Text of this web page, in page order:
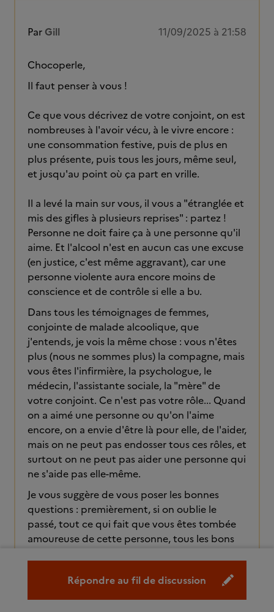
Répondre au fil de discussion
Par Gill 11/09/2025 à 21:58
Chocoperle,
Il faut penser à vous !
Ce que vous décrivez de votre conjoint, on est
nombreuses à l'avoir vécu, à le vivre encore :
une consommation festive, puis de plus en
plus présente, puis tous les jours, même seul,
et jusqu'au point où ça part en vrille.
Il a levé la main sur vous, il vous a "étranglée et
mis des gifles à plusieurs reprises" : partez !
Personne ne doit faire ça à une personne qu'il
aime. Et l'alcool n'est en aucun cas une excuse
(en justice, c'est même aggravant), car une
personne violente aura encore moins de
conscience et de contrôle si elle a bu.
Dans tous les témoignages de femmes,
conjointe de malade alcoolique, que
j'entends, je vois la même chose : vous n'êtes
plus (nous ne sommes plus) la compagne, mais
vous êtes l'infirmière, la psychologue, le
médecin, l'assistante sociale, la "mère" de
votre conjoint. Ce n'est pas votre rôle... Quand
on a aimé une personne ou qu'on l'aime
encore, on a envie d'être là pour elle, de l'aider,
mais on ne peut pas endosser tous ces rôles, et
surtout on ne peut pas aider une personne qui
ne s'aide pas elle-même.
Je vous suggère de vous poser les bonnes
questions : premièrement, si on oublie le
passé, tout ce qui fait que vous êtes tombée
amoureuse de cette personne, tous les bons
que vous aimez la personne que vous voyez en
face de vous ? Si on regarde juste les derniers